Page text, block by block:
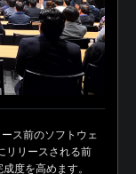
ス前のソフトウェ
リリースされる前
度を高めます。